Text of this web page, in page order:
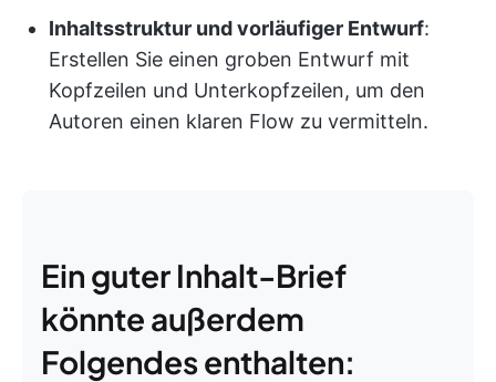
Inhaltsstruktur und vorläufiger Entwurf:
Erstellen Sie einen groben Entwurf mit
Kopfzeilen und Unterkopfzeilen, um den
Autoren einen klaren Flow zu vermitteln.
Ein guter Inhalt-Brief
könnte außerdem
Folgendes enthalten: